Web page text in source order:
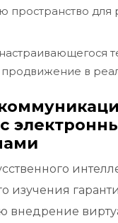
пространство для
в
изучения
внедрение